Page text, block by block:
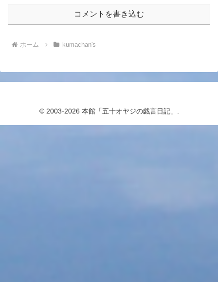
コメントを書き込む
ホーム kumachan's
© 2003-2026 本館「五十オヤジの戯言日記」.